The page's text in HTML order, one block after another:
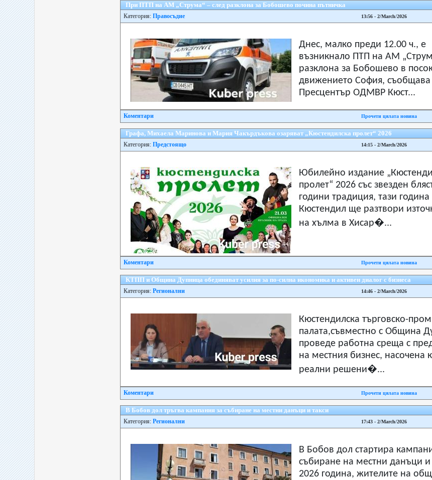
При ПТП на АМ „Струма“ – след разклона за Бобошево почина пътничка
Категория: Правосъдие 13:56 - 2/March/2026
Днес, малко преди 12.00 ч., е
възникнало ПТП на АМ
разклона за Бобошево в
движението София, съобщава
Пресцентър ОДМВР Кюст...
Коментари Прочети цялата новина
Графа, Михаела Маринова и Мария Чакърдъкова озаряват „Кюстендилска пролет“ 2026
Категория: Предстоящо 14:15 - 2/March/2026
Юбилейно издание
пролет“ 2026 със звезден
години традиция, тази година
Кюстендил ще разтвори
на хълма в Хисар�...
Коментари Прочети цялата новина
КТПП и Община Дупница обединяват усилия за по-силна икономика и активен диалог с бизнеса
Категория: Регионални 14:46 - 2/March/2026
Кюстендилска търговско-
палата,съвместно с Община
проведе работна среща с
на местния бизнес, насочена
реални решени�...
Коментари Прочети цялата новина
В Бобов дол тръгва кампания за събиране на местни данъци и такси
Категория: Регионални 17:43 - 2/March/2026
В Бобов дол стартира
събиране на местни данъци и
2026 година, жителите на